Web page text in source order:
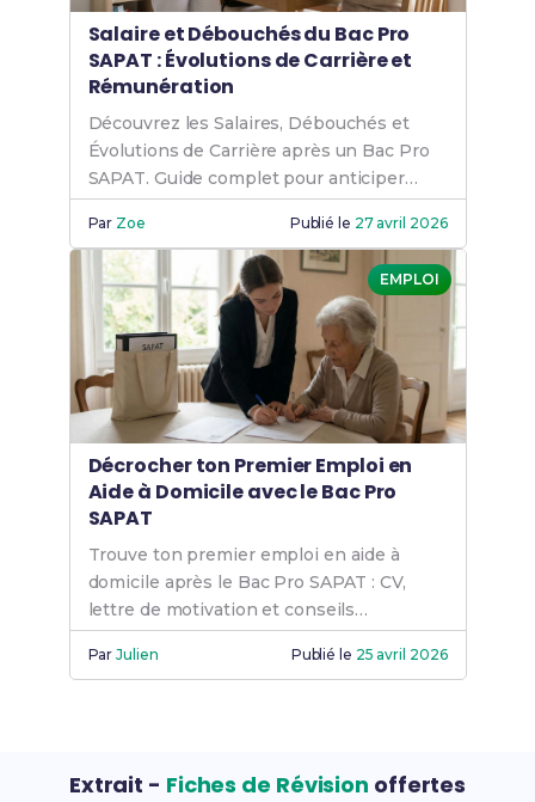
Salaire et Débouchés du Bac Pro
SAPAT : Évolutions de Carrière et
Rémunération
Découvrez les Salaires, Débouchés et
Évolutions de Carrière après un Bac Pro
SAPAT. Guide complet pour anticiper
votre avenir professionnel.
Par Zoe Publié le 27 avril 2026
EMPLOI
Décrocher ton Premier Emploi en
Aide à Domicile avec le Bac Pro
SAPAT
Trouve ton premier emploi en aide à
domicile après le Bac Pro SAPAT : CV,
lettre de motivation et conseils
d'entretien pour réussir.
ParJulien Publié le 25 avril 2026
Extrait - Fiches de Révision offertes